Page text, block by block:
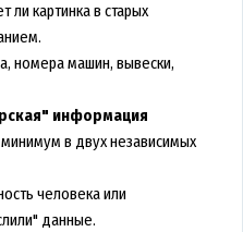
ли картинка в старых
номера машин, вывески,
информация
в двух независимых
человека или
данные.